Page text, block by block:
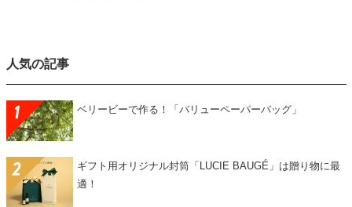
人気の記事
ベリービーで作る！「バリューペーパーバッグ」
ギフト用オリジナル封筒「LUCIE BAUGÉ」は贈り物に最
適！